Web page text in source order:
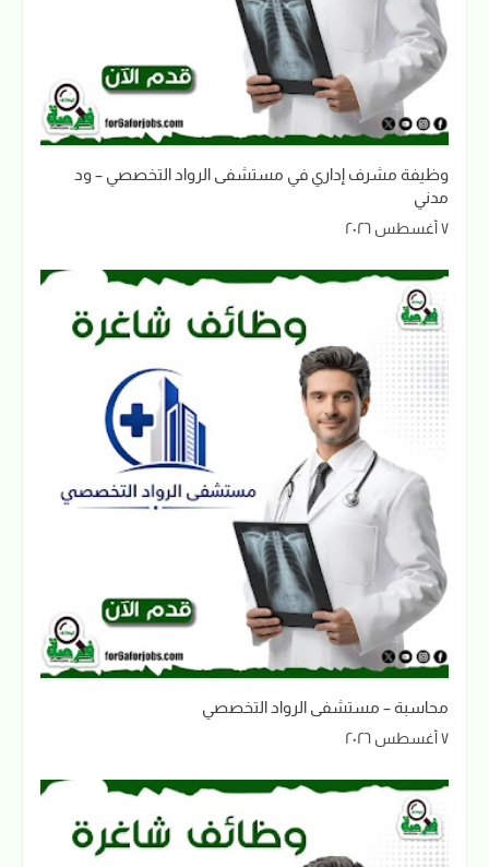
وظيفة مشرف إداري في مستشفى الرواد التخصصي – ود
مدني
٧ أغسطس ٢٠٢٦
محاسبة – مستشفى الرواد التخصصي
٧ أغسطس ٢٠٢٦